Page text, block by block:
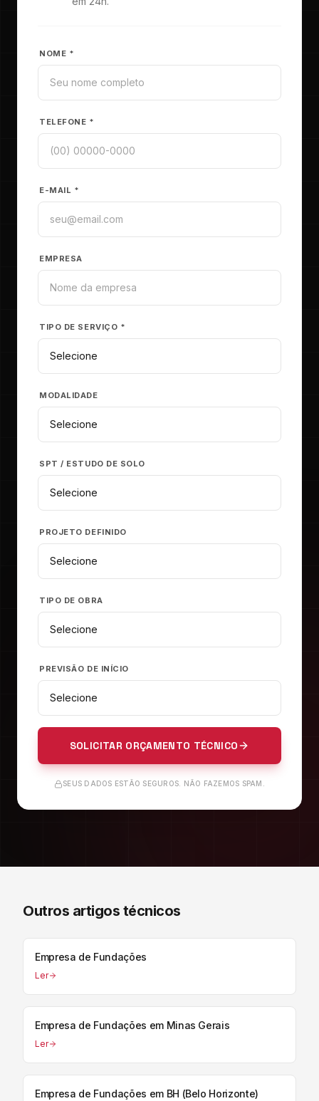
NOME *
TELEFONE *
E-MAIL *
EMPRESA
TIPO DE SERVIÇO *
MODALIDADE
SPT / ESTUDO DE SOLO
PROJETO DEFINIDO
TIPO DE OBRA
PREVISÃO DE INÍCIO
SOLICITAR ORÇAMENTO TÉCNICO
SEUS DADOS ESTÃO SEGUROS. NÃO FAZEMOS SPAM.
Outros artigos técnicos
Empresa de Fundações
Ler
Empresa de Fundações em Minas Gerais
Ler
Empresa de Fundações em BH (Belo Horizonte)